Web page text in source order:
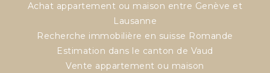
Achat appartement ou maison entre Genève et
Lausanne
Recherche immobilière en suisse Romande
Estimation dans le canton de Vaud
Vente appartement ou maison